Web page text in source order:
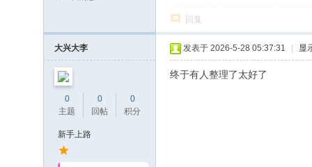
回复
大兴大李
0
主题
0
回帖
0
积分
新手上路
发表于 2026-5-28 05:37:31 显
终于有人整理了太好了